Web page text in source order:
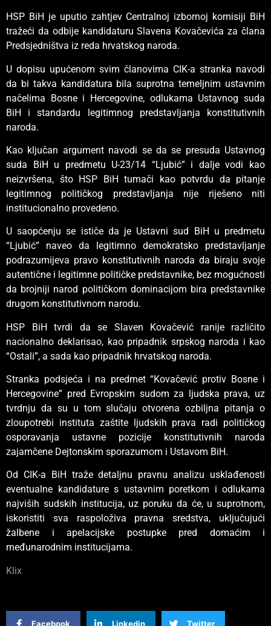
HSP BiH je uputio zahtjev Centralnoj izbornoj komisiji BiH
tražeći da odbije kandidaturu Slavena Kovačevića za člana
Predsjedništva iz reda hrvatskog naroda.
U dopisu upućenom svim članovima CIK-a stranka navodi
da bi takva kandidatura bila suprotna temeljnim ustavnim
načelima Bosne i Hercegovine, odlukama Ustavnog suda
BiH i standardu legitimnog predstavljanja konstitutivnih
naroda.
Kao ključan argument navodi se da se presuda Ustavnog
suda BiH u predmetu U-23/14 “Ljubić” i dalje vodi kao
neizvršena, što HSP BiH tumači kao potvrdu da pitanje
legitimnog političkog predstavljanja nije riješeno niti
institucionalno provedeno.
U saopćenju se ističe da je Ustavni sud BiH u predmetu
“Ljubić” naveo da legitimno demokratsko predstavljanje
podrazumijeva pravo konstitutivnih naroda da biraju svoje
autentične i legitimne političke predstavnike, bez mogućnosti
da brojniji narod političkom dominacijom bira predstavnike
drugom konstitutivnom narodu.
HSP BiH tvrdi da se Slaven Kovačević ranije različito
nacionalno deklarisao, kao pripadnik srpskog naroda i kao
“Ostali”, a sada kao pripadnik hrvatskog naroda.
Stranka podsjeća i na predmet “Kovačević protiv Bosne i
Hercegovine” pred Evropskim sudom za ljudska prava, uz
tvrdnju da su u tom slučaju otvorena ozbiljna pitanja o
zloupotrebi instituta zaštite ljudskih prava radi političkog
osporavanja ustavne pozicije konstitutivnih naroda
zajamčene Dejtonskim sporazumom i Ustavom BiH.
Od CIK-a BiH traže detaljnu pravnu analizu usklađenosti
eventualne kandidature s ustavnim poretkom i odlukama
najviših sudskih institucija, uz poruku da će, u suprotnom,
iskoristiti sva raspoloživa pravna sredstva, uključujući
žalbene i apelacijske postupke pred domaćim i
međunarodnim institucijama.
Klix
Facebook Linkedin Twitter